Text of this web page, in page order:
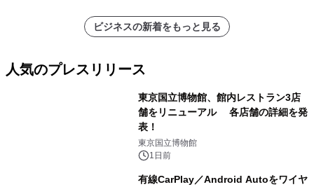
ビジネスの新着をもっと見る
人気のプレスリリース
東京国立博物館、館内レストラン3店
舗をリニューアル 各店舗の詳細を発
表！
東京国立博物館
1日前
有線CarPlay／Android Autoをワイヤ